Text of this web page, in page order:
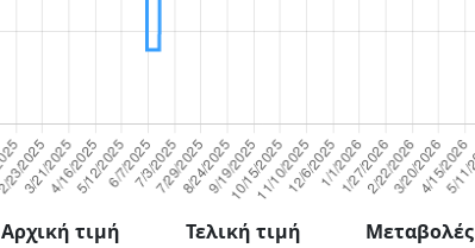
Αρχική τιμή Τελική τιμή Μεταβολές